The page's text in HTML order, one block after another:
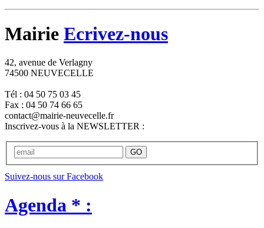
Mairie Ecrivez-nous
42, avenue de Verlagny
74500 NEUVECELLE
Tél : 04 50 75 03 45
Fax : 04 50 74 66 65
contact@mairie-neuvecelle.fr
Inscrivez-vous à la NEWSLETTER :
GO
Suivez-nous sur Facebook
Agenda * :